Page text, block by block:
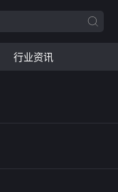
行业资讯